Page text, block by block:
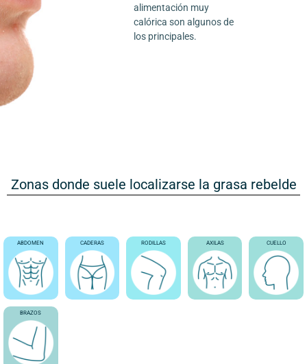
alimentación muy
calórica son algunos de
los principales.
Zonas donde suele localizarse la grasa rebelde
ABDOMEN CADERAS RODILLAS AXILAS CUELLO
BRAZOS